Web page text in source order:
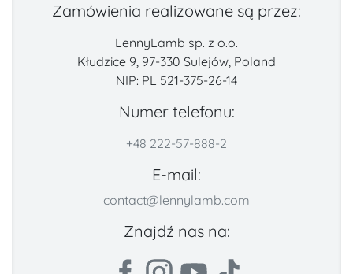
Zamówienia realizowane są przez:
LennyLamb sp. z o.o.
Kłudzice 9, 97-330 Sulejów, Poland
NIP: PL 521-375-26-14
Numer telefonu:
+48 222-57-888-2
E-mail:
contact@lennylamb.com
Znajdź nas na: